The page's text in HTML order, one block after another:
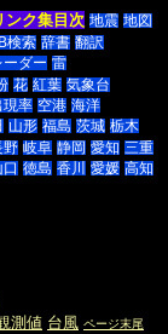
ンク集目次 地震 地図
検索 辞書 翻訳
ーダー 雷
花 紅葉 気象台
現率 空港 海洋
山形 福島 茨城 栃木
野 岐阜 静岡 愛知 三重
口 徳島 香川 愛媛 高知
測値 台風 ページ末尾